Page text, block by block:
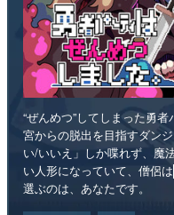
“ぜんめつ”してしまった勇
宮からの脱出を目指すダン
い/いいえ」しか喋れず、魔
い人形になっていて、僧侶
選ぶのは、あなたです。